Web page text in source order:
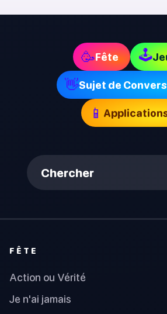
🥳Fête 🕹
👋Sujet de
📱
Chercher
FÊTE
Action ou Vérité
Je n'ai jamais